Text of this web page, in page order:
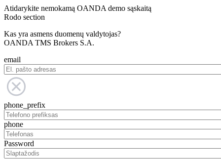
Atidarykite nemokamą OANDA demo sąskaitą
Rodo section
Kas yra asmens duomenų valdytojas?
OANDA TMS Brokers S.A.
email
phone_prefix
phone
Password